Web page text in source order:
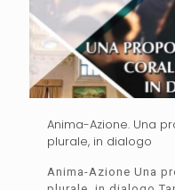
Anima-Azione. Una
plurale, in dialogo
Anima-Azione Una